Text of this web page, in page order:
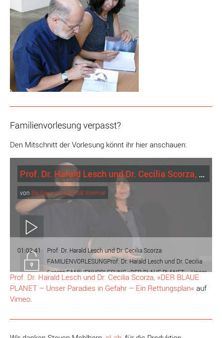
Familienvorlesung verpasst?
Den Mitschnitt der Vorlesung könnt ihr hier anschauen:
Prof. Dr. Harald Lesch und Dr. Cecilia Scorza, »DER BLAUE PLANET – Unser Paradies in Gefahr – Ein Rettungsplan«
von Bauhaus-Universität Weimar
Play
Unlock
01:02:41
Prof. Dr. Harald Lesch und Dr. Cecilia Scorza
FAMILIENVORLESUNGProf. Dr. Harald Lesch und Dr. Cecilia
Scorza FAMILIENVORLESUNG »DER BLAUE PLANET – Unser
Paradies in Gefahr – Ein Rettungsplan« 24.08.2019, Kinderuni
Prof. Dr. Harald Lesch und Dr. Cecilia Scorza, »DER BLAUE
PLANET – Unser Paradies in Gefahr – Ein Rettungsplan« auf
Vimeo